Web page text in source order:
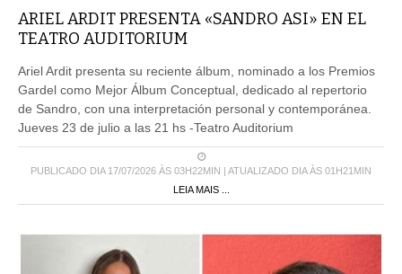
ARIEL ARDIT PRESENTA «SANDRO ASI» EN EL
TEATRO AUDITORIUM
Ariel Ardit presenta su reciente álbum, nominado a los Premios
Gardel como Mejor Álbum Conceptual, dedicado al repertorio
de Sandro, con una interpretación personal y contemporánea.
Jueves 23 de julio a las 21 hs -Teatro Auditorium
PUBLICADO DIA 17/07/2026 ÀS 03H22MIN | ATUALIZADO DIA ÀS 01H21MIN
LEIA MAIS ...